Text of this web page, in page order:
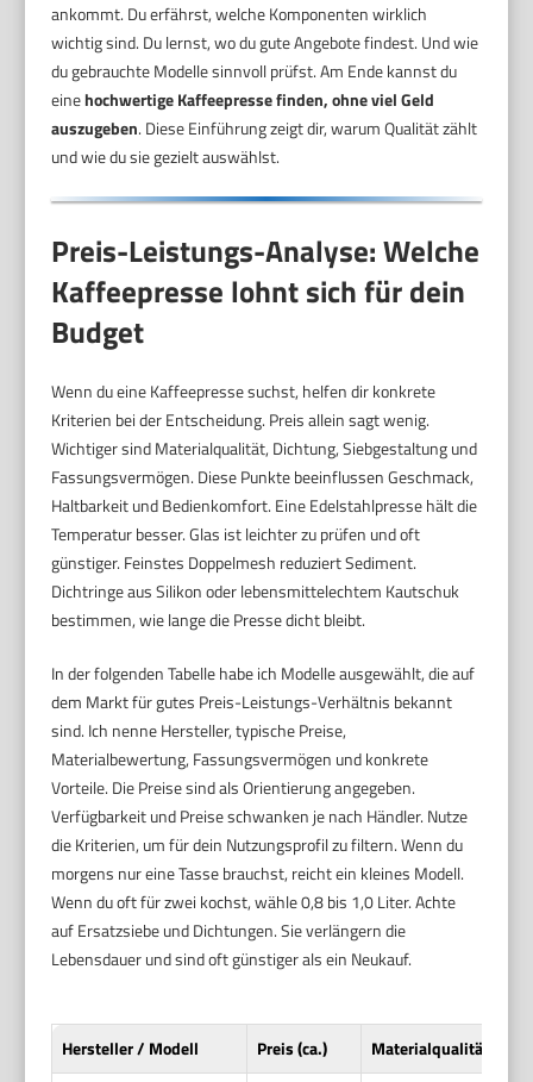
ankommt. Du erfährst, welche Komponenten wirklich
wichtig sind. Du lernst, wo du gute Angebote findest. Und wie
du gebrauchte Modelle sinnvoll prüfst. Am Ende kannst du
einehochwertige Kaffeepresse finden, ohne viel Geld
auszugeben. Diese Einführung zeigt dir, warum Qualität zählt
und wie du sie gezielt auswählst.
Preis-Leistungs-Analyse: Welche
Kaffeepresse lohnt sich für dein
Budget
Wenn du eine Kaffeepresse suchst, helfen dir konkrete
Kriterien bei der Entscheidung. Preis allein sagt wenig.
Wichtiger sind Materialqualität, Dichtung, Siebgestaltung und
Fassungsvermögen. Diese Punkte beeinflussen Geschmack,
Haltbarkeit und Bedienkomfort. Eine Edelstahlpresse hält die
Temperatur besser. Glas ist leichter zu prüfen und oft
günstiger. Feinstes Doppelmesh reduziert Sediment.
Dichtringe aus Silikon oder lebensmittelechtem Kautschuk
bestimmen, wie lange die Presse dicht bleibt.
In der folgenden Tabelle habe ich Modelle ausgewählt, die auf
dem Markt für gutes Preis-Leistungs-Verhältnis bekannt
sind. Ich nenne Hersteller, typische Preise,
Materialbewertung, Fassungsvermögen und konkrete
Vorteile. Die Preise sind als Orientierung angegeben.
Verfügbarkeit und Preise schwanken je nach Händler. Nutze
die Kriterien, um für dein Nutzungsprofil zu filtern. Wenn du
morgens nur eine Tasse brauchst, reicht ein kleines Modell.
Wenn du oft für zwei kochst, wähle 0,8 bis 1,0 Liter. Achte
auf Ersatzsiebe und Dichtungen. Sie verlängern die
Lebensdauer und sind oft günstiger als ein Neukauf.
Hersteller / Modell Preis (ca.)
Materialqualität